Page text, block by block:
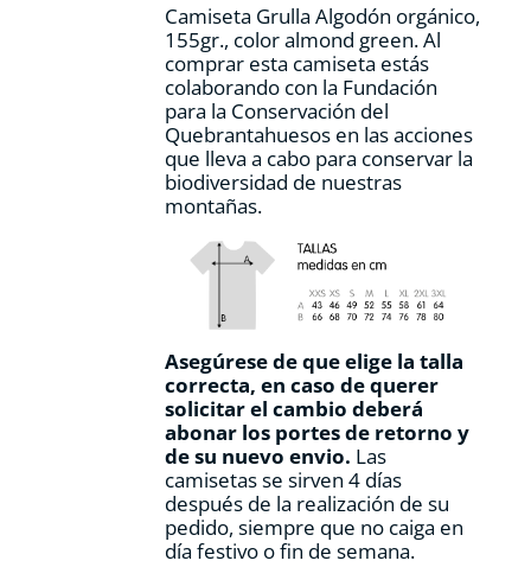
página
de
producto
Camiseta Grulla Algodón orgánico,
155gr., coloralmond green.Al
comprar esta camiseta estás
colaborando con la Fundación
para la Conservación del
Quebrantahuesos en las acciones
que lleva a cabo para conservar la
biodiversidad de nuestras
montañas.
Asegúrese de que elige la talla
correcta, en caso de querer
solicitar el cambio deberá
abonar los portes de retorno y
de su nuevo envio. Las
camisetas se sirven 4 días
después de la realización de su
pedido, siempre que no caiga en
día festivo o fin de semana.